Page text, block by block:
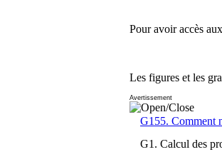
Pour avoir accès
Les figures et les
Avertissement
G155. Comment
G1. Calcul des